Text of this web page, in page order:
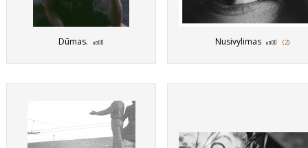
Dūmas. Nusivylimas (2)